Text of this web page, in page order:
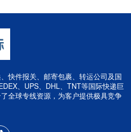
快件报关、邮寄包裹、转运公司及国
、UPS、DHL、TNT等国际快递巨
全球专线资源，为客户提供极具竞争